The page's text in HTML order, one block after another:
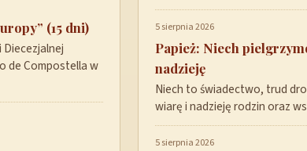
(15 dni)
Diecezjalnej
de Compostella w
5 sierpnia 2026
Papież: Niech
nadzieję
Niech to świadectwo, trud
wiarę i nadzieję rodzin oraz
5 sierpnia 2026